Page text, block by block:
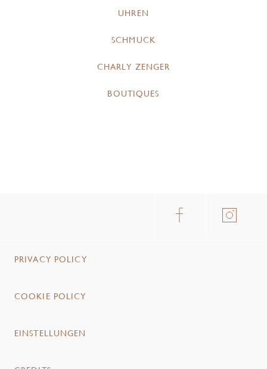
UHREN
SCHMUCK
CHARLY ZENGER
BOUTIQUES
PRIVACY POLICY
COOKIE POLICY
EINSTELLUNGEN